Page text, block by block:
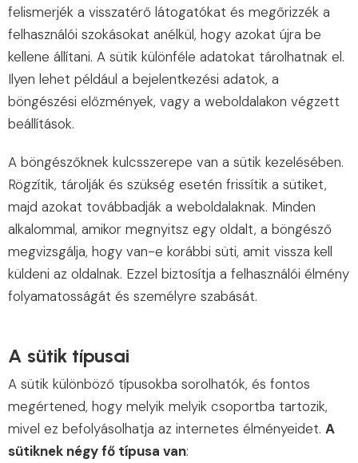
felismerjék a visszatérő látogatókat és megőrizzék a
felhasználói szokásokat anélkül, hogy azokat újra be
kellene állítani. A sütik különféle adatokat tárolhatnak el.
Ilyen lehet például a bejelentkezési adatok, a
böngészési előzmények, vagy a weboldalakon végzett
beállítások.
A böngészőknek kulcsszerepe van a sütik kezelésében.
Rögzítik, tárolják és szükség esetén frissítik a sütiket,
majd azokat továbbadják a weboldalaknak. Minden
alkalommal, amikor megnyitsz egy oldalt, a böngésző
megvizsgálja, hogy van-e korábbi süti, amit vissza kell
küldeni az oldalnak. Ezzel biztosítja a felhasználói élmény
folyamatosságát és személyre szabását.
A sütik típusai
A sütik különböző típusokba sorolhatók, és fontos
megértened, hogy melyik melyik csoportba tartozik,
mivel ez befolyásolhatja az internetes élményeidet. A
sütiknek négy fő típusa van: